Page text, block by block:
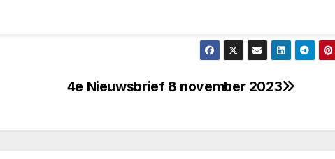
4e Nieuwsbrief 8 november 2023